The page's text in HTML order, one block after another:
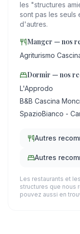
les "structures
sont pas les seuls
d'autres.
Manger — nos
Agriturismo
Dormir — nos
L'Approdo
B&B Cascina
SpazioBianco -
Autres
Autres
Les restaurants et
structures que nous
pouvez aussi en